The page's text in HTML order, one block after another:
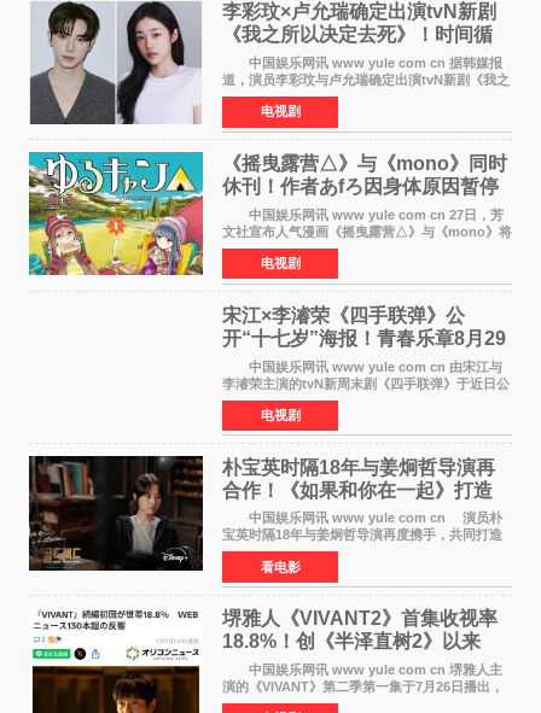
李彩玟×卢允瑞确定出演tvN新剧
《我之所以决定去死》！时间循
环青春爱情来袭
中国娱乐网讯 www yule com cn 据韩媒报
道，演员李彩玟与卢允瑞确定出演tvN新剧《我之
所以决定去死》，分别担任男女主角。该剧预计
将于明年播出，引发观众期待。 本剧改编自
NAVER同名人气
电视剧
《摇曳露营△》与《mono》同时
休刊！作者あfろ因身体原因暂停
双连载
中国娱乐网讯 www yule com cn 27日，芳
文社宣布人气漫画《摇曳露营△》与《mono》将
暂停连载一段时间，原因是漫画家あfろ身体状况
不佳。 编辑部表示：一直承蒙各位对
《mono》的喜爱，
电视剧
宋江×李濬荣《四手联弹》公
开“十七岁”海报！青春乐章8月29
日奏响
中国娱乐网讯 www yule com cn 由宋江与
李濬荣主演的tvN新周末剧《四手联弹》于近日公
开十七岁版海报，以充满青春气息的画面再度点
燃观众期待。 海报中，宋江与李濬荣并肩站
在音乐教室的
电视剧
朴宝英时隔18年与姜炯哲导演再
合作！《如果和你在一起》打造
奇幻浪漫喜剧
中国娱乐网讯 www yule com cn 演员朴
宝英时隔18年与姜炯哲导演再度携手，共同打造
备受期待的浪漫喜剧新作《如果和你在一起》
（暂定名）。据OSEN报道，朴宝英将出演该片
女主角，自2008年《
看电影
堺雅人《VIVANT2》首集收视率
18.8%！创《半泽直树2》以来
TBS周日剧场最高开局
中国娱乐网讯 www yule com cn 堺雅人主
演的《VIVANT》第二季第一集于7月26日播出，
首集收视率高达18 8%，成为自2020年《半泽直